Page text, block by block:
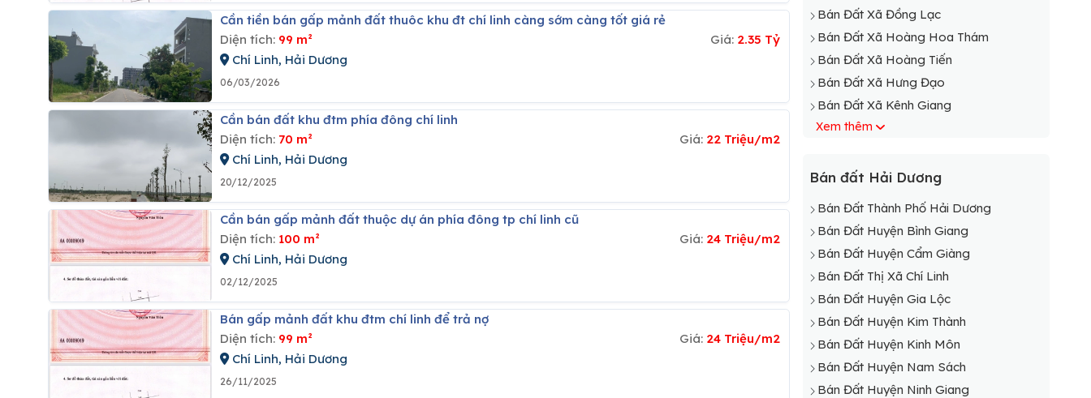
Cần tiền bán gấp mảnh đất thuôc khu đt chí linh càng sớm càng tốt giá rẻ
Diện tích: 99 m² Giá: 2.35 Tỷ
Chí Linh, Hải Dương
06/03/2026
Cần bán đất khu đtm phía đông chí linh
Diện tích: 70 m² Giá: 22 Triệu/m2
Chí Linh, Hải Dương
20/12/2025
Cần bán gấp mảnh đất thuộc dự án phía đông tp chí linh cũ
Diện tích: 100 m² Giá: 24 Triệu/m2
Chí Linh, Hải Dương
02/12/2025
Bán gấp mảnh đất khu đtm chí linh để trả nợ
Diện tích: 99 m² Giá: 24 Triệu/m2
Chí Linh, Hải Dương
26/11/2025
Bán Đất Xã Đồng Lạc
Bán Đất Xã Hoàng Hoa Thám
Bán Đất Xã Hoàng Tiến
Bán Đất Xã Hưng Đạo
Bán Đất Xã Kênh Giang
Bán Đất Xã Lê Lợi
Bán Đất Xã Tân Dân
Xem thêm
Bán đất Hải Dương
Bán Đất Thành Phố Hải Dương
Bán Đất Huyện Bình Giang
Bán Đất Huyện Cẩm Giàng
Bán Đất Thị Xã Chí Linh
Bán Đất Huyện Gia Lộc
Bán Đất Huyện Kim Thành
Bán Đất Huyện Kinh Môn
Bán Đất Huyện Nam Sách
Bán Đất Huyện Ninh Giang